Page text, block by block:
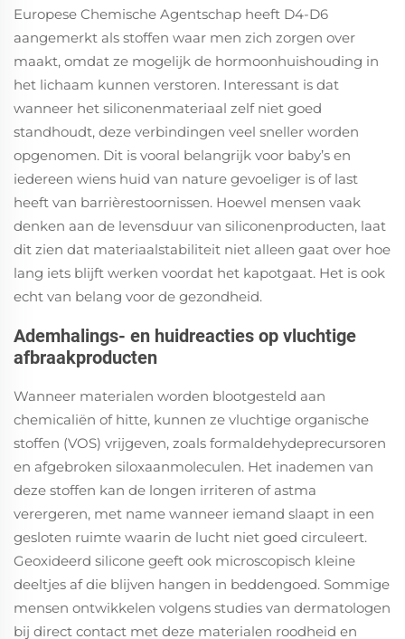
Europese Chemische Agentschap heeft D4-D6
aangemerkt als stoffen waar men zich zorgen over
maakt, omdat ze mogelijk de hormoonhuishouding in
het lichaam kunnen verstoren. Interessant is dat
wanneer het siliconenmateriaal zelf niet goed
standhoudt, deze verbindingen veel sneller worden
opgenomen. Dit is vooral belangrijk voor baby’s en
iedereen wiens huid van nature gevoeliger is of last
heeft van barrièrestoornissen. Hoewel mensen vaak
denken aan de levensduur van siliconenproducten, laat
dit zien dat materiaalstabiliteit niet alleen gaat over hoe
lang iets blijft werken voordat het kapotgaat. Het is ook
echt van belang voor de gezondheid.
Ademhalings- en huidreacties op vluchtige
afbraakproducten
Wanneer materialen worden blootgesteld aan
chemicaliën of hitte, kunnen ze vluchtige organische
stoffen (VOS) vrijgeven, zoals formaldehydeprecursoren
en afgebroken siloxaanmoleculen. Het inademen van
deze stoffen kan de longen irriteren of astma
verergeren, met name wanneer iemand slaapt in een
gesloten ruimte waarin de lucht niet goed circuleert.
Geoxideerd silicone geeft ook microscopisch kleine
deeltjes af die blijven hangen in beddengoed. Sommige
mensen ontwikkelen volgens studies van dermatologen
bij direct contact met deze materialen roodheid en